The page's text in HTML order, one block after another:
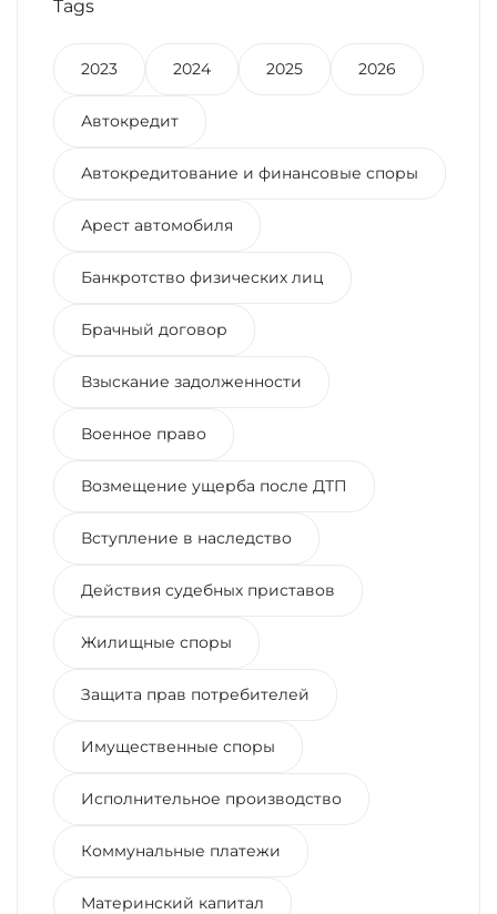
Tags
2023 2024 2025 2026
Автокредит
Автокредитование и финансовые споры
Арест автомобиля
Банкротство физических лиц
Брачный договор
Взыскание задолженности
Военное право
Возмещение ущерба после ДТП
Вступление в наследство
Действия судебных приставов
Жилищные споры
Защита прав потребителей
Имущественные споры
Исполнительное производство
Коммунальные платежи
Материнский капитал